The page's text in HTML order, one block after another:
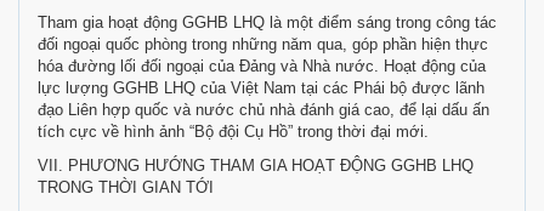
Tham gia hoạt động GGHB LHQ là một điểm sáng trong công tác
đối ngoại quốc phòng trong những năm qua, góp phần hiện thực
hóa đường lối đối ngoại của Đảng và Nhà nước. Hoạt động của
lực lượng GGHB LHQ của Việt Nam tại các Phái bộ được lãnh
đạo Liên hợp quốc và nước chủ nhà đánh giá cao, để lại dấu ấn
tích cực về hình ảnh “Bộ đội Cụ Hồ” trong thời đại mới.
VII. PHƯƠNG HƯỚNG THAM GIA HOẠT ĐỘNG GGHB LHQ
TRONG THỜI GIAN TỚI